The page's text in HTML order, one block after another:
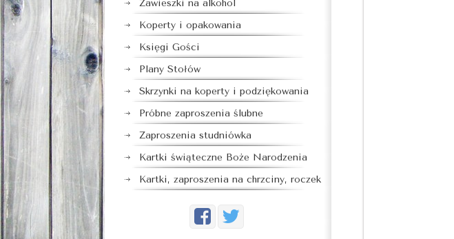
Zawieszki na alkohol
Koperty i opakowania
Księgi Gości
Plany Stołów
Skrzynki na koperty i podziękowania
Próbne zaproszenia ślubne
Zaproszenia studniówka
Kartki świąteczne Boże Narodzenia
Kartki, zaproszenia na chrzciny, roczek